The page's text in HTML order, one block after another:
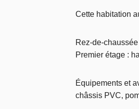
Cette habitation
Rez-de-
Premier étage :
Équipements et
châssis PVC,